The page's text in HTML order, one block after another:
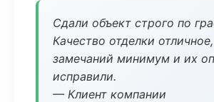
Сдали объект строго по
Качество отделки отличное,
замечаний минимум и их
исправили.
— Клиент компании